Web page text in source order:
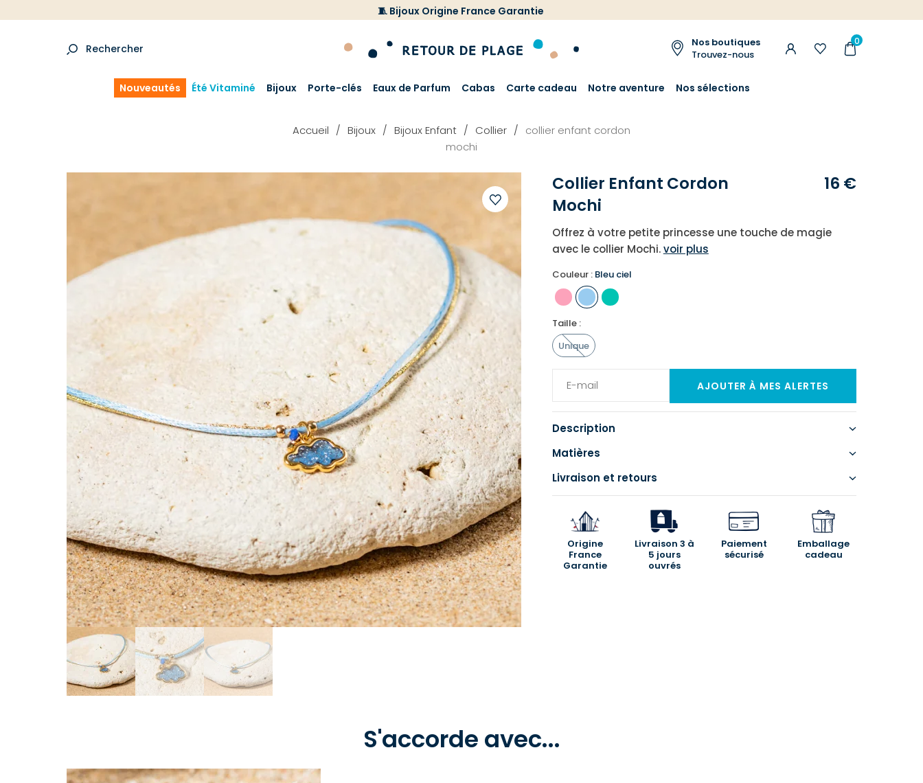
🧵 Bijoux Origine France Garantie
Rechercher
Nos boutiques
Trouvez-nous
0
Nouveautés Été Vitaminé Bijoux Porte-clés Eaux de Parfum Cabas Carte cadeau Notre aventure Nos sélections
Accueil Bijoux Bijoux Enfant Collier
collier enfant cordon
mochi
votre
liste
Collier Enfant Cordon
Mochi
16 €
Offrez à votre petite princesse une touche de magie
avec le collier Mochi.voir plus
Couleur : Bleu ciel
Taille :
Unique
Description
Matières
Livraison et retours
Origine
France
Garantie
Livraison 3 à
5 jours
ouvrés
Paiement
sécurisé
Emballage
cadeau
S'accorde avec...